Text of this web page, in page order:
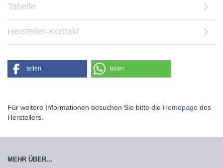
Tabelle
Hersteller-Kontakt
teilen teilen
Für weitere Informationen besuchen Sie bitte die Homepage des
Herstellers.
MEHR ÜBER...